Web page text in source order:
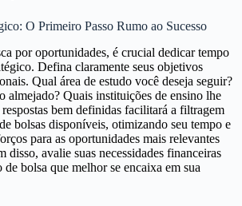
O Primeiro Passo Rumo ao Sucesso
por oportunidades, é crucial dedicar tempo
Defina claramente seus objetivos
Qual área de estudo você deseja seguir?
almejado? Quais instituições de ensino lhe
respostas bem definidas facilitará a filtragem
bolsas disponíveis, otimizando seu tempo e
para as oportunidades mais relevantes
disso, avalie suas necessidades financeiras
bolsa que melhor se encaixa em sua